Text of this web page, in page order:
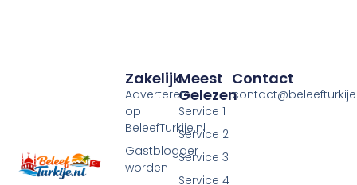
Meest
Gelezen
Service 1
Service 2
Service 3
Service 4
Zakelijk
Adverteren
op
BeleefTurkije.nl
Gastblogger
worden
Contact